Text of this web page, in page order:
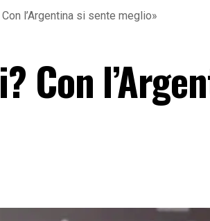
l’Argentina si sente meglio»
Con